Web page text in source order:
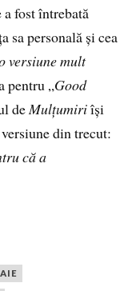
fost întrebată
sa personală și cea
versiune mult
pentru „Good
deMulțumiriîși
din trecut:
că a